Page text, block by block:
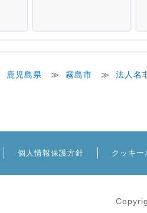
鹿児島県 ≫ 霧島市 ≫ 法人名
個人情報保護方針 クッキー